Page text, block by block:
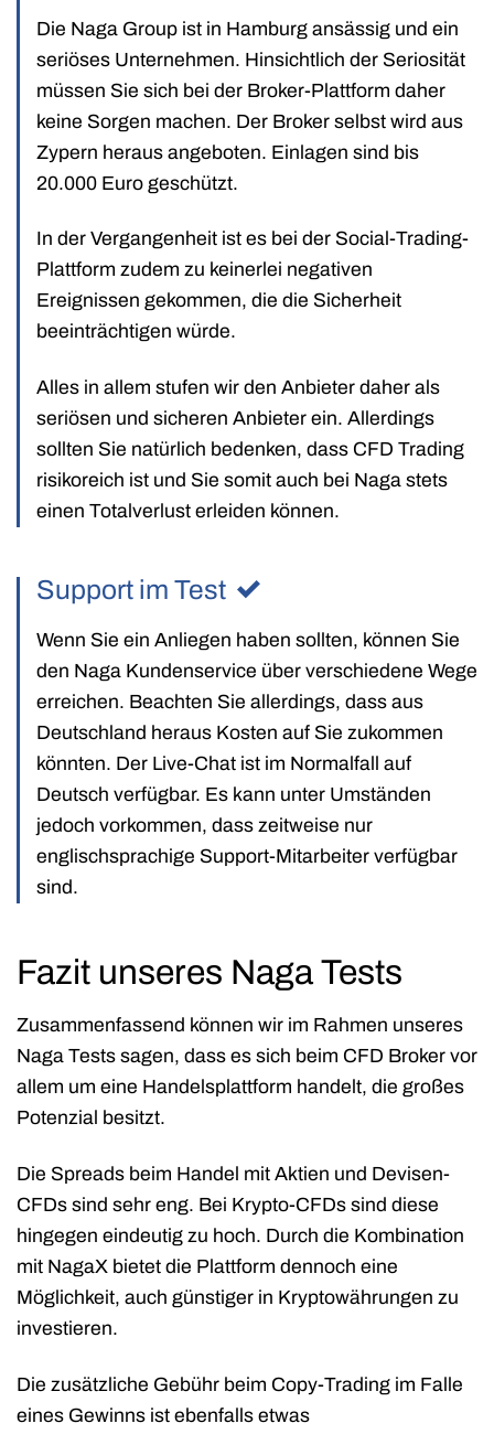
Die Naga Group ist in Hamburg ansässig und ein
seriöses Unternehmen. Hinsichtlich der Seriosität
müssen Sie sich bei der Broker-Plattform daher
keine Sorgen machen. Der Broker selbst wird aus
Zypern heraus angeboten. Einlagen sind bis
20.000 Euro geschützt.
In der Vergangenheit ist es bei der Social-Trading-
Plattform zudem zu keinerlei negativen
Ereignissen gekommen, die die Sicherheit
beeinträchtigen würde.
Alles in allem stufen wir den Anbieter daher als
seriösen und sicheren Anbieter ein. Allerdings
sollten Sie natürlich bedenken, dass CFD Trading
risikoreich ist und Sie somit auch bei Naga stets
einen Totalverlust erleiden können.
Support im Test
Wenn Sie ein Anliegen haben sollten, können Sie
den Naga Kundenservice über verschiedene Wege
erreichen. Beachten Sie allerdings, dass aus
Deutschland heraus Kosten auf Sie zukommen
könnten. Der Live-Chat ist im Normalfall auf
Deutsch verfügbar. Es kann unter Umständen
jedoch vorkommen, dass zeitweise nur
englischsprachige Support-Mitarbeiter verfügbar
sind.
Fazit unseres Naga Tests
Zusammenfassend können wir im Rahmen unseres
Naga Tests sagen, dass es sich beim CFD Broker vor
allem um eine Handelsplattform handelt, die großes
Potenzial besitzt.
Die Spreads beim Handel mit Aktien und Devisen-
CFDs sind sehr eng. Bei Krypto-CFDs sind diese
hingegen eindeutig zu hoch. Durch die Kombination
mit NagaX bietet die Plattform dennoch eine
Möglichkeit, auch günstiger in Kryptowährungen zu
investieren.
Die zusätzliche Gebühr beim Copy-Trading im Falle
eines Gewinns ist ebenfalls etwas